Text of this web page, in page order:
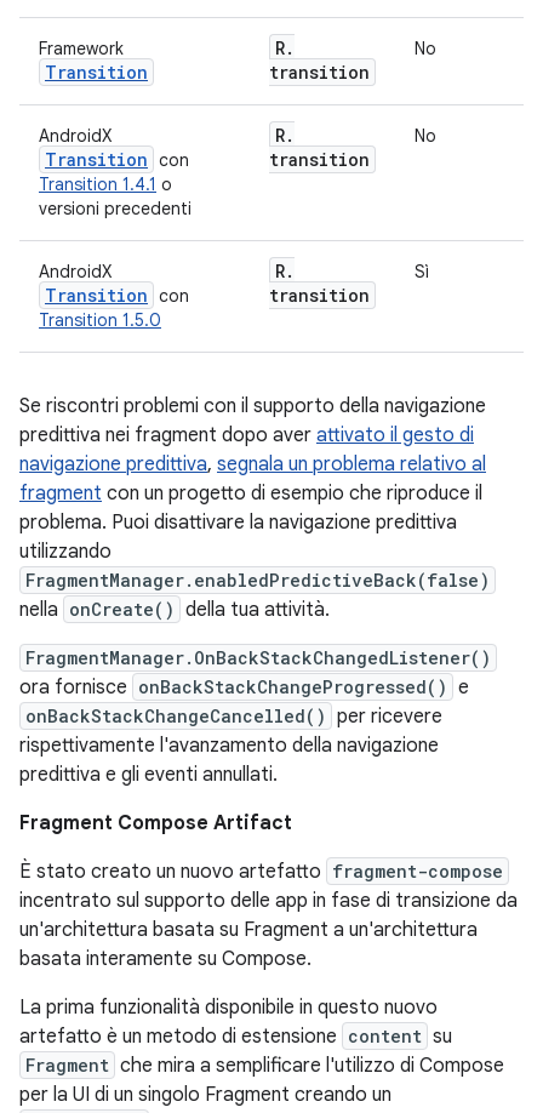
Framework
Transition
R.
transition
No
AndroidX
Transition con
Transition 1.4.1 o
versioni precedenti
R.
transition
No
AndroidX
Transition con
Transition 1.5.0
R.
transition
Sì
Se riscontri problemi con il supporto della navigazione
predittiva nei fragment dopo aver attivato il gesto di
navigazione predittiva, segnala un problema relativo al
fragment con un progetto di esempio che riproduce il
problema. Puoi disattivare la navigazione predittiva
utilizzando
FragmentManager.enabledPredictiveBack(false)
nella onCreate() della tua attività.
FragmentManager.OnBackStackChangedListener()
ora fornisce onBackStackChangeProgressed() e
onBackStackChangeCancelled() per ricevere
rispettivamente l'avanzamento della navigazione
predittiva e gli eventi annullati.
Fragment Compose Artifact
È stato creato un nuovo artefatto fragment-compose
incentrato sul supporto delle app in fase di transizione da
un'architettura basata su Fragment a un'architettura
basata interamente su Compose.
La prima funzionalità disponibile in questo nuovo
artefatto è un metodo di estensione content su
Fragment che mira a semplificare l'utilizzo di Compose
per la UI di un singolo Fragment creando un